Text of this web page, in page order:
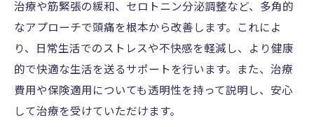
治療や筋緊張の緩和、セロトニン分泌調整など、多角的
なアプローチで頭痛を根本から改善します。これによ
り、日常生活でのストレスや不快感を軽減し、より健康
的で快適な生活を送るサポートを行います。また、治療
費用や保険適用についても透明性を持って説明し、安心
して治療を受けていただけます。